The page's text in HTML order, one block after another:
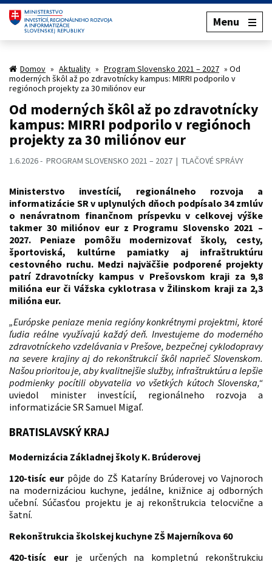
Menu
Domov » Aktuality » Program Slovensko 2021 – 2027 » Od
moderných škôl až po zdravotnícky kampus: MIRRI podporilo v
regiónoch projekty za 30 miliónov eur
Od moderných škôl až po zdravotnícky
kampus: MIRRI podporilo v regiónoch
projekty za 30 miliónov eur
1.6.2026 PROGRAM SLOVENSKO 2021 – 2027 TLAČOVÉ SPRÁVY
Ministerstvo investícií, regionálneho rozvoja a
informatizácie SR v uplynulých dňoch podpísalo 34 zmlúv
o nenávratnom finančnom príspevku v celkovej výške
takmer 30 miliónov eur z Programu Slovensko 2021 –
2027. Peniaze pomôžu modernizovať školy, cesty,
športoviská, kultúrne pamiatky aj infraštruktúru
cestovného ruchu. Medzi najväčšie podporené projekty
patrí Zdravotnícky kampus v Prešovskom kraji za 9,8
milióna eur či Vážska cyklotrasa v Žilinskom kraji za 2,3
milióna eur.
„Európske peniaze menia regióny konkrétnymi projektmi, ktoré
ľudia reálne využívajú každý deň. Investujeme do moderného
zdravotníckeho vzdelávania v Prešove, bezpečnej cyklodopravy
na severe krajiny aj do rekonštrukcií škôl naprieč Slovenskom.
Našou prioritou je, aby kvalitnejšie služby, infraštruktúru a lepšie
podmienky pocítili obyvatelia vo všetkých kútoch Slovenska,“
uviedol minister investícií, regionálneho rozvoja a
informatizácie SR Samuel Migaľ.
BRATISLAVSKÝ KRAJ
Modernizácia Základnej školy K. Brúderovej
120-tisíc eurpôjde do ZŠ Kataríny Brúderovej vo Vajnoroch
na modernizáciou kuchyne, jedálne, knižnice aj odborných
učební. Súčasťou projektu je aj rekonštrukcia telocvične a
šatní.
Rekonštrukcia školskej kuchyne ZŠ Majerníkova 60
420-tisíc eurje určených na kompletnú rekonštrukciu